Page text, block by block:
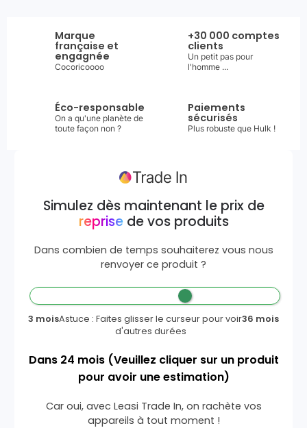
Marque
française et
engagnée
Cocoricoooo
+30 000 comptes
clients
Un petit pas pour
l'homme ...
Éco-responsable
On a qu'une planète de
toute façon non ?
Paiements
sécurisés
Plus robuste que Hulk !
Simulez dès maintenant le prix de
reprisede vos produits
Dans combien de temps souhaiterez vous nous
renvoyer ce produit ?
3 moisAstuce : Faites glisser le curseur pour voir
d'autres durées
36 mois
Dans 24 mois (Veuillez cliquer sur un produit
pour avoir une estimation)
Car oui, avec Leasi Trade In, on rachète vos
appareils à tout moment !